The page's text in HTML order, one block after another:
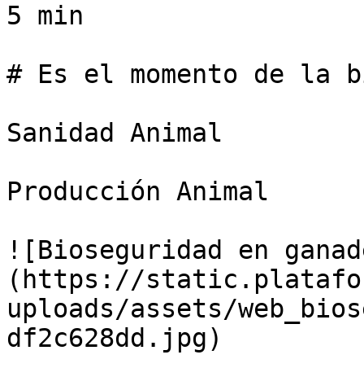
5 min
# Es el momento de la
Sanidad Animal
Producción Animal
![Bioseguridad en
(https://
uploads/assets/
df2c628dd.jpg)